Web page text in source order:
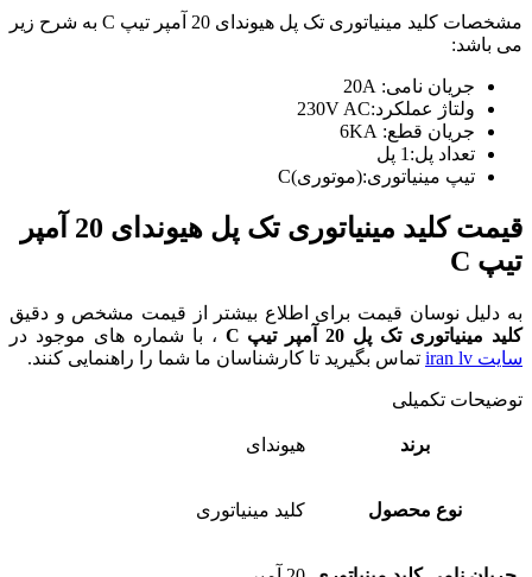
مشخصات کلید مینیاتوری تک پل هیوندای 20 آمپر تیپ C به شرح زیر
می باشد:
جریان نامی: 20A
ولتاژ عملکرد:230V AC
جریان قطع: 6KA
تعداد پل:1 پل
تیپ مینیاتوری:(موتوری)C
قیمت کلید مینیاتوری تک پل هیوندای 20 آمپر
تیپ C
به دلیل نوسان قیمت برای اطلاع بیشتر از قیمت مشخص و دقیق
کلید مینیاتوری تک پل 20 آمپر تیپ C
، با شماره های موجود در
سایت iran lv
تماس بگیرید تا کارشناسان ما شما را راهنمایی کنند.
توضیحات تکمیلی
برند هیوندای
نوع محصول کلید مینیاتوری